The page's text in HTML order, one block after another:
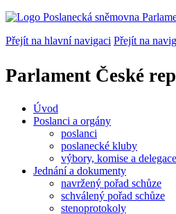
Přejít na hlavní navigaci Přejít na
Parlament České
Úvod
Poslanci a orgány
poslanci
poslanecké kluby
výbory, komise a delegace
Jednání a dokumenty
navržený pořad schůze
schválený pořad schůze
stenoprotokoly